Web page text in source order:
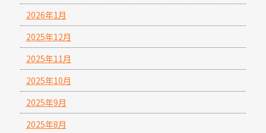
2026年1月
2025年12月
2025年11月
2025年10月
2025年9月
2025年8月